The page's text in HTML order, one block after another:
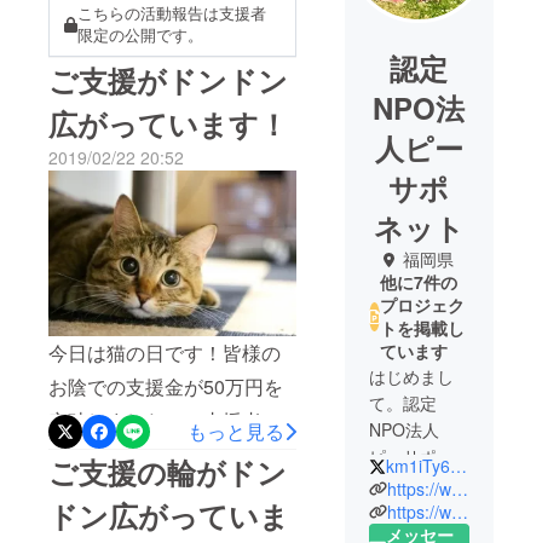
こちらの活動報告は支援者
限定の公開です。
ご支援がドンドン
広がっています！
2019/02/22 20:52
今日は猫の日です！皆様の
お陰での支援金が50万円を
突破しました！ご支援者も
67名になり、プロジェクト
終了までに何とか100名を達
成できたらと思っています
もっと見る
ご支援の輪がドン
ドン広がっていま
認定
NPO法
人ピー
サポ
ネット
福岡県
他に7件の
プロジェク
トを掲載し
ています
はじめまし
て。認定
NPO法人
ピーサポ
ネットの藤
野と申しま
す。
km1iTy6LVKLcdLy
https://www.p-sapo.jp/
https://www.facebook.com/Psapo.net/
メッセー